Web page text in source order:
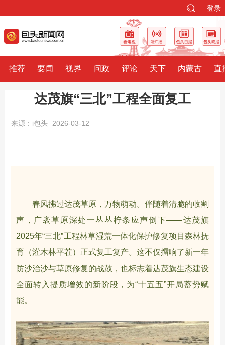
登录
推荐 要闻 视界 问政 评论 天下 内蒙古 直
达茂旗“三北”工程全面复工
来源：i包头 2026-03-12
春风拂过达茂草原，万物萌动。伴随着清脆的收割
声，广袤草原深处一丛丛柠条应声倒下——达茂旗
2025年“三北”工程林草湿荒一体化保护修复项目森林抚
育（灌木林平茬）正式复工复产。这不仅擂响了新一年
防沙治沙与草原修复的战鼓，也标志着达茂旗生态建设
全面转入提质增效的新阶段，为“十五五”开局蓄势赋
能。